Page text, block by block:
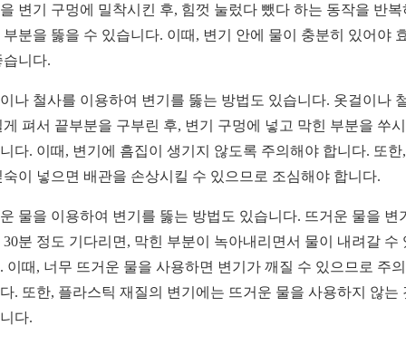
변기 구멍에 밀착시킨 후, 힘껏 눌렀다 뺐다 하는 동작을 반복
부분을 뚫을 수 있습니다. 이때, 변기 안에 물이 충분히 있어야
습니다.
나 철사를 이용하여 변기를 뚫는 방법도 있습니다. 옷걸이나
게 펴서 끝부분을 구부린 후, 변기 구멍에 넣고 막힌 부분을 쑤
다. 이때, 변기에 흠집이 생기지 않도록 주의해야 합니다. 또한
숙이 넣으면 배관을 손상시킬 수 있으므로 조심해야 합니다.
물을 이용하여 변기를 뚫는 방법도 있습니다. 뜨거운 물을 변
30분 정도 기다리면, 막힌 부분이 녹아내리면서 물이 내려갈 수
이때, 너무 뜨거운 물을 사용하면 변기가 깨질 수 있으므로 주
. 또한, 플라스틱 재질의 변기에는 뜨거운 물을 사용하지 않는
다.